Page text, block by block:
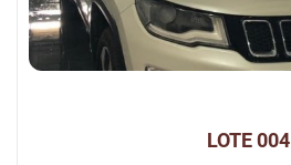
LOTE 004